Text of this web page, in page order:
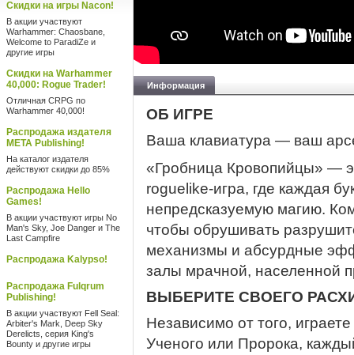
Скидки на игры Nacon!
В акции участвуют
Warhammer: Chaosbane,
Welcome to ParadiZe и
другие игры
Скидки на Warhammer
40,000: Rogue Trader!
Отличная CRPG по
Warhammer 40,000!
Распродажа издателя
META Publishing!
На каталог издателя
действуют скидки до 85%
Распродажа Hello
Games!
В акции участвуют игры No
Man's Sky, Joe Danger и The
Last Campfire
Распродажа Kalypso!
Распродажа Fulqrum
Publishing!
В акции участвуют Fell Seal:
Arbiter's Mark, Deep Sky
Derelicts, серия King's
Bounty и другие игры
Информация
ОБ ИГРЕ
Ваша клавиатура — ваш
«Гробница Кровопийцы» —
roguelike-игра, где каждая
непредсказуемую магию.
чтобы обрушивать
механизмы и абсурдные
залы мрачной, населенной
ВЫБЕРИТЕ СВОЕГО
Независимо от того,
Ученого или Пророка,